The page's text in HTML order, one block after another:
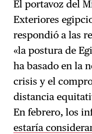
El portavoz del
Exteriores
respondió a las
«la postura de
ha basado en la
crisis y el
distancia
En febrero, los
estaría